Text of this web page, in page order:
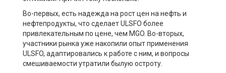
Во-первых, есть надежда на рост цен на нефть и
нефтепродукты, что сделает ULSFO более
привлекательным по цене, чем MGO. Во-вторых,
участники рынка уже накопили опыт применения
ULSFO, адаптировались к работе с ним, и вопросы
смешиваемости утратили былую остроту.